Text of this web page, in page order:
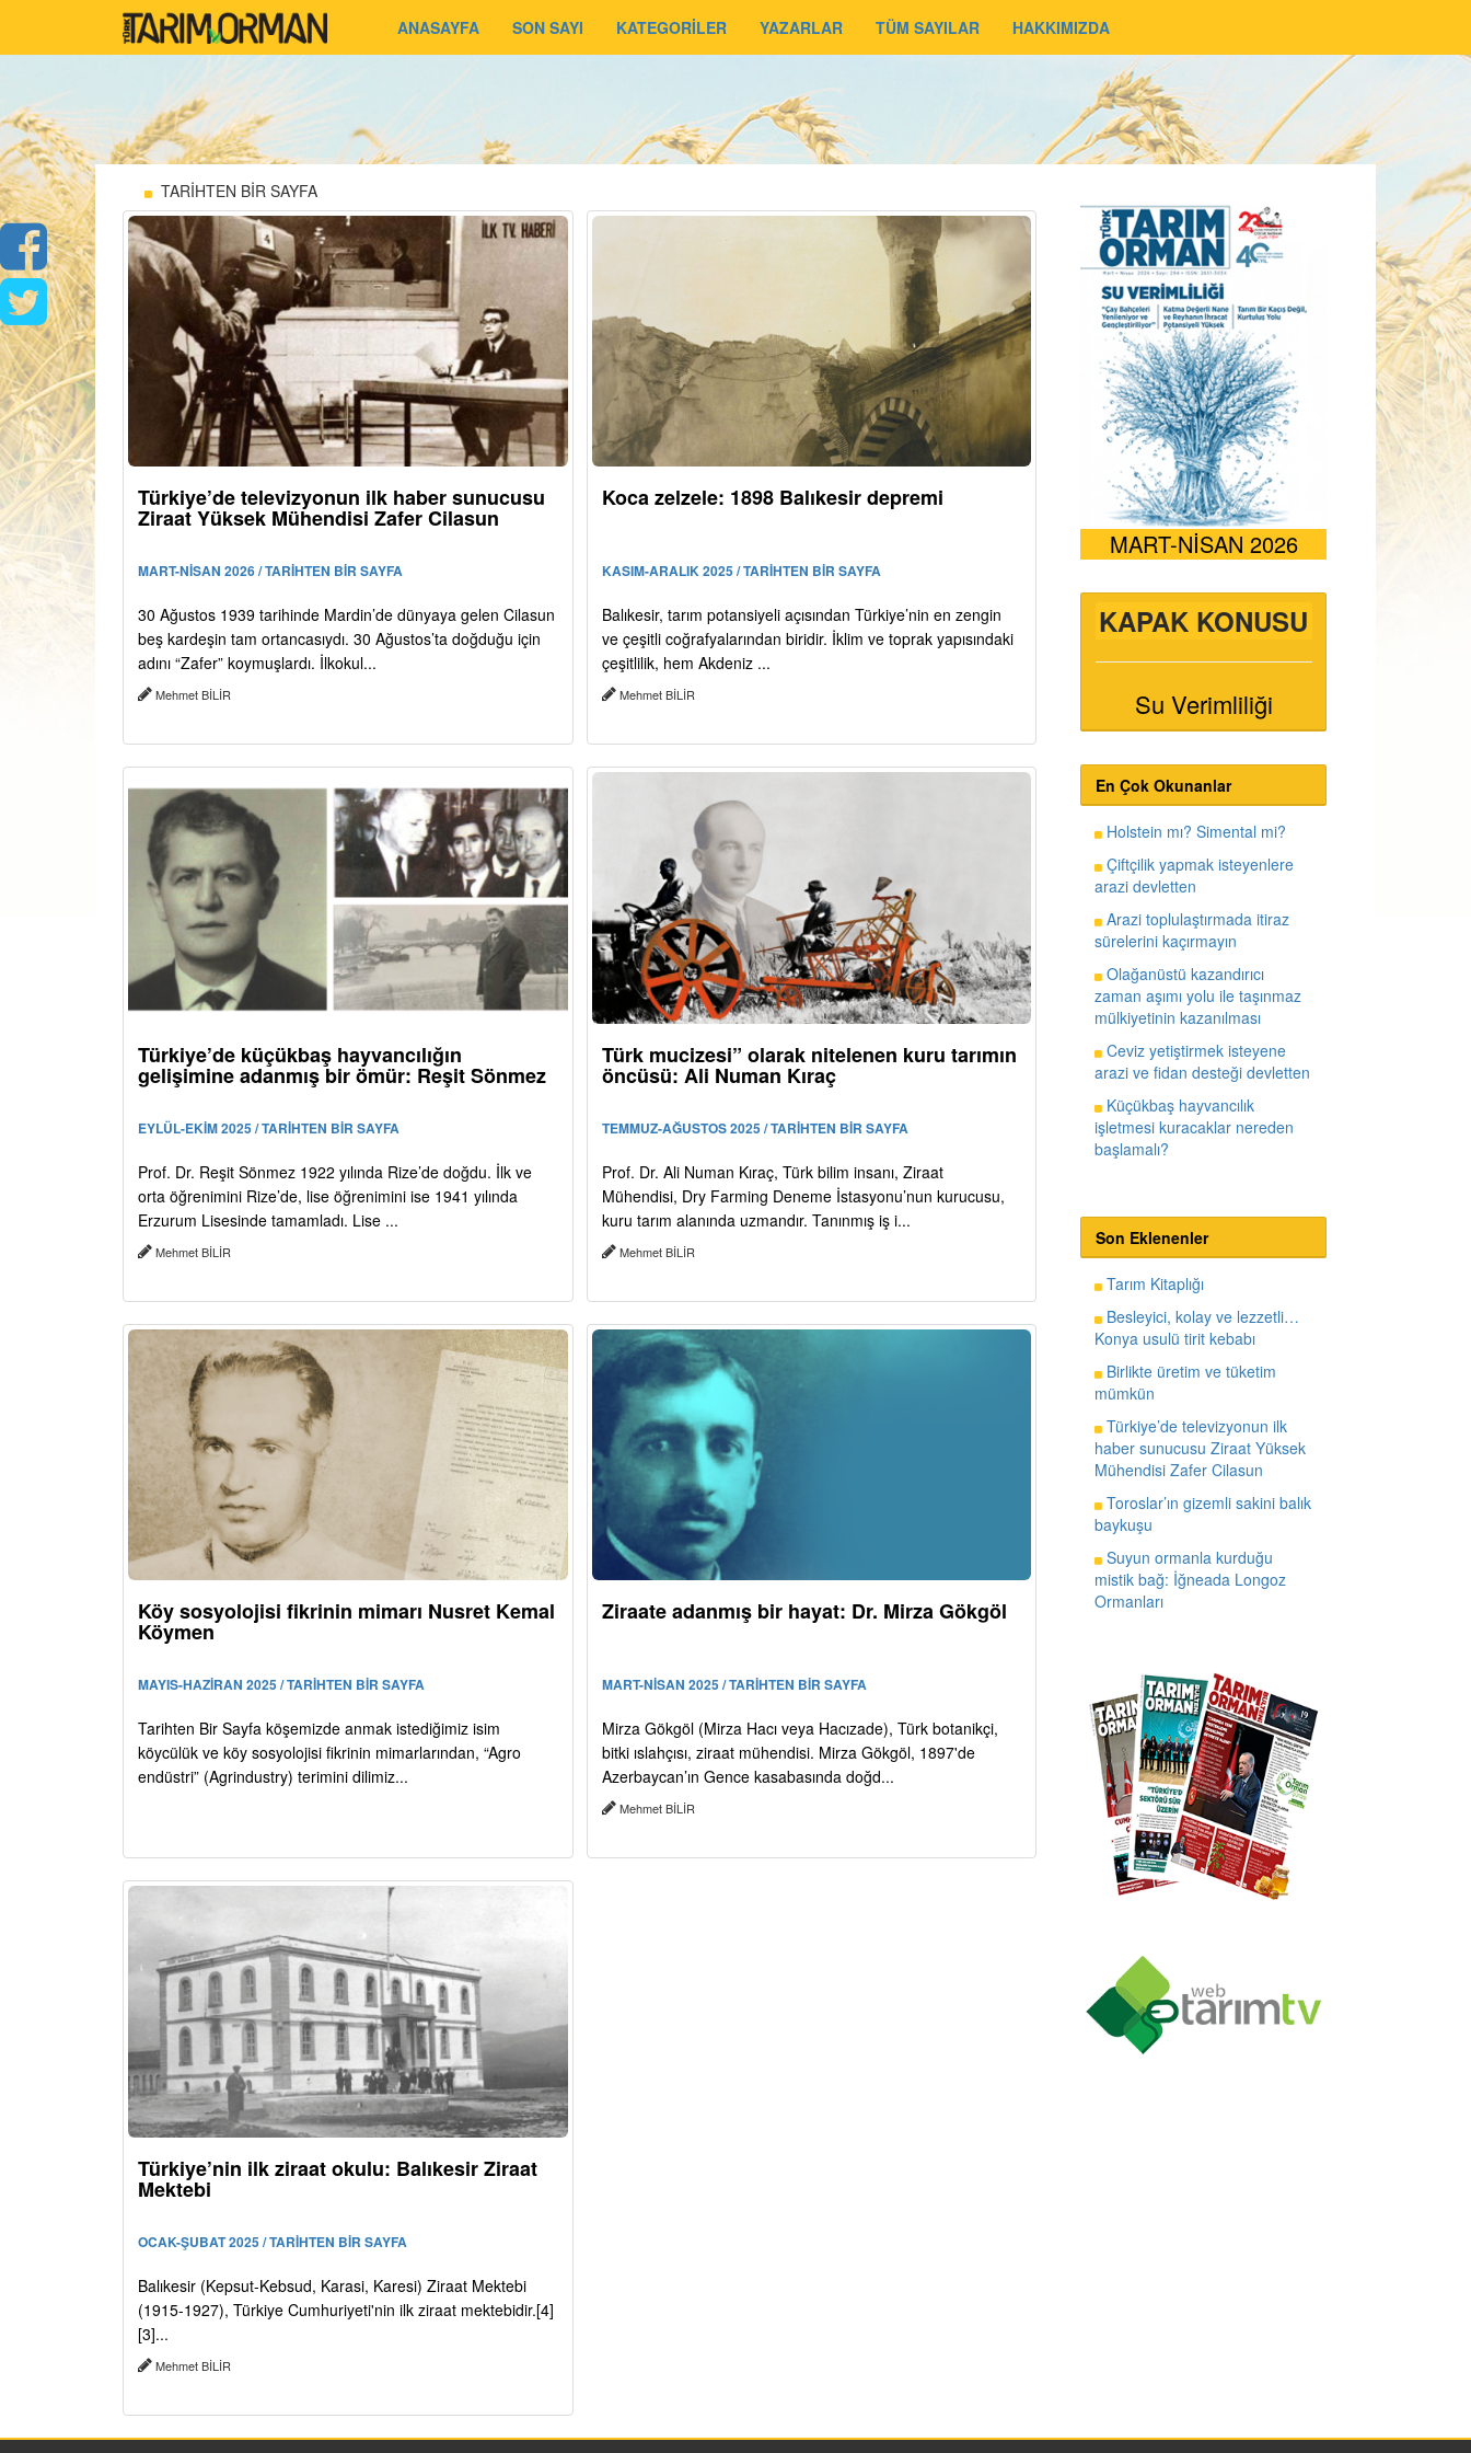
ANASAYFA SON SAYI KATEGORİLER YAZARLAR TÜM SAYILAR HAKKIMIZDA
TARİHTEN BİR SAYFA
Türkiye’de televizyonun ilk haber sunucusu
Ziraat Yüksek Mühendisi Zafer Cilasun
MART-NİSAN 2026 / TARİHTEN BİR SAYFA
30 Ağustos 1939 tarihinde Mardin’de dünyaya gelen Cilasun
beş kardeşin tam ortancasıydı. 30 Ağustos’ta doğduğu için
adını “Zafer” koymuşlardı. İlkokul...
Mehmet BİLİR
Koca zelzele: 1898 Balıkesir depremi
KASIM-ARALIK 2025 / TARİHTEN BİR SAYFA
Balıkesir, tarım potansiyeli açısından Türkiye’nin en zengin
ve çeşitli coğrafyalarından biridir. İklim ve toprak yapısındaki
çeşitlilik, hem Akdeniz ...
Mehmet BİLİR
Türkiye’de küçükbaş hayvancılığın
gelişimine adanmış bir ömür: Reşit Sönmez
EYLÜL-EKİM 2025 / TARİHTEN BİR SAYFA
Prof. Dr. Reşit Sönmez 1922 yılında Rize’de doğdu. İlk ve
orta öğrenimini Rize’de, lise öğrenimini ise 1941 yılında
Erzurum Lisesinde tamamladı. Lise ...
Mehmet BİLİR
Türk mucizesi” olarak nitelenen kuru tarımın
öncüsü: Ali Numan Kıraç
TEMMUZ-AĞUSTOS 2025 / TARİHTEN BİR SAYFA
Prof. Dr. Ali Numan Kıraç, Türk bilim insanı, Ziraat
Mühendisi, Dry Farming Deneme İstasyonu’nun kurucusu,
kuru tarım alanında uzmandır. Tanınmış iş i...
Mehmet BİLİR
Köy sosyolojisi fikrinin mimarı Nusret Kemal
Köymen
MAYIS-HAZİRAN 2025 / TARİHTEN BİR SAYFA
Tarihten Bir Sayfa köşemizde anmak istediğimiz isim
köycülük ve köy sosyolojisi fikrinin mimarlarından, “Agro
endüstri” (Agrindustry) terimini dilimiz...
Ziraate adanmış bir hayat: Dr. Mirza Gökgöl
MART-NİSAN 2025 / TARİHTEN BİR SAYFA
Mirza Gökgöl (Mirza Hacı veya Hacızade), Türk botanikçi,
bitki ıslahçısı, ziraat mühendisi. Mirza Gökgöl, 1897'de
Azerbaycan’ın Gence kasabasında doğd...
Mehmet BİLİR
Türkiye’nin ilk ziraat okulu: Balıkesir Ziraat
Mektebi
OCAK-ŞUBAT 2025 / TARİHTEN BİR SAYFA
Balıkesir (Kepsut-Kebsud, Karasi, Karesi) Ziraat Mektebi
(1915-1927), Türkiye Cumhuriyeti'nin ilk ziraat mektebidir.[4]
[3]...
Mehmet BİLİR
MART-NİSAN 2026
KAPAK KONUSU
Su Verimliliği
En Çok Okunanlar
Holstein mı? Simental mi?
Çiftçilik yapmak isteyenlere
arazi devletten
Arazi toplulaştırmada itiraz
sürelerini kaçırmayın
Olağanüstü kazandırıcı
zaman aşımı yolu ile taşınmaz
mülkiyetinin kazanılması
Ceviz yetiştirmek isteyene
arazi ve fidan desteği devletten
Küçükbaş hayvancılık
işletmesi kuracaklar nereden
başlamalı?
Son Eklenenler
Tarım Kitaplığı
Besleyici, kolay ve lezzetli…
Konya usulü tirit kebabı
Birlikte üretim ve tüketim
mümkün
Türkiye’de televizyonun ilk
haber sunucusu Ziraat Yüksek
Mühendisi Zafer Cilasun
Toroslar’ın gizemli sakini balık
baykuşu
Suyun ormanla kurduğu
mistik bağ: İğneada Longoz
Ormanları